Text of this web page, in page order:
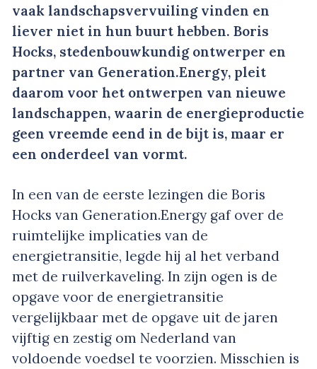
vaak landschapsvervuiling vinden en
liever niet in hun buurt hebben. Boris
Hocks, stedenbouwkundig ontwerper en
partner van Generation.Energy, pleit
daarom voor het ontwerpen van nieuwe
landschappen, waarin de energieproductie
geen vreemde eend in de bijt is, maar er
een onderdeel van vormt.
In een van de eerste lezingen die Boris
Hocks van Generation.Energy gaf over de
ruimtelijke implicaties van de
energietransitie, legde hij al het verband
met de ruilverkaveling. In zijn ogen is de
opgave voor de energietransitie
vergelijkbaar met de opgave uit de jaren
vijftig en zestig om Nederland van
voldoende voedsel te voorzien. Misschien is